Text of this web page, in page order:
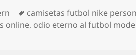
Etiquetas
camisetas futbol nike
online, odio eterno al futbol